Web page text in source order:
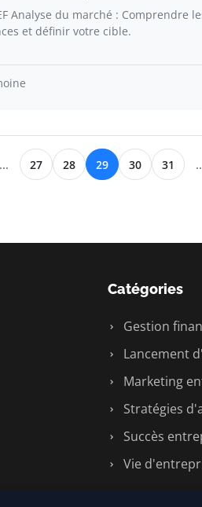
Analyse du marché : Comprendre
et définir votre cible.
... 27 28 29 30 31
Catégories
Gestion
Lancement
Marketing
Stratégies
Succès
Vie